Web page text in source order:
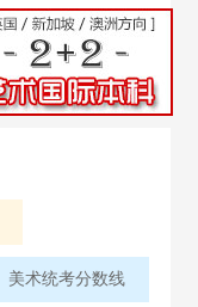
美术统考分数线